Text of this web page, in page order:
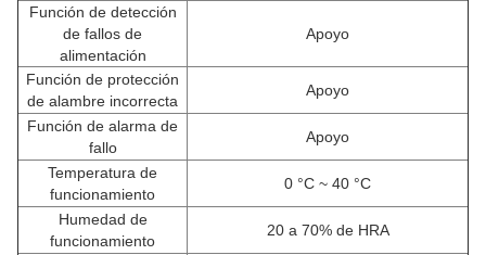
Función de detección
de fallos de
alimentación
Apoyo
Función de protección
de alambre incorrecta
Apoyo
Función de alarma de
fallo
Apoyo
Temperatura de
funcionamiento
0 °C ~ 40 °C
Humedad de
funcionamiento
20 a 70% de HRA